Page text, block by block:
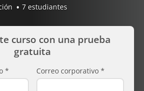
7 estudiantes
curso con una prueba
gratuita
* Correo corporativo *